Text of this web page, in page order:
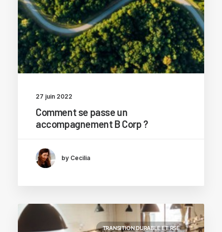
27 juin 2022
Comment se passe un
accompagnement B Corp ?
by Cecilia
TRANSITION DURABLE ET RSE